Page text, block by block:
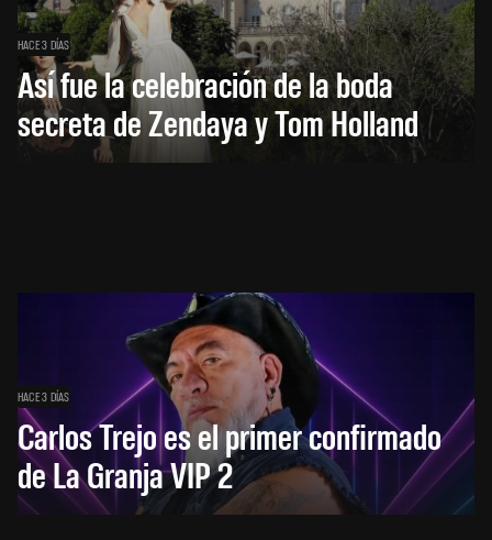
HACE 3 DÍAS
Así fue la celebración de la boda
secreta de Zendaya y Tom Holland
HACE 3 DÍAS
Carlos Trejo es el primer confirmado
de La Granja VIP 2